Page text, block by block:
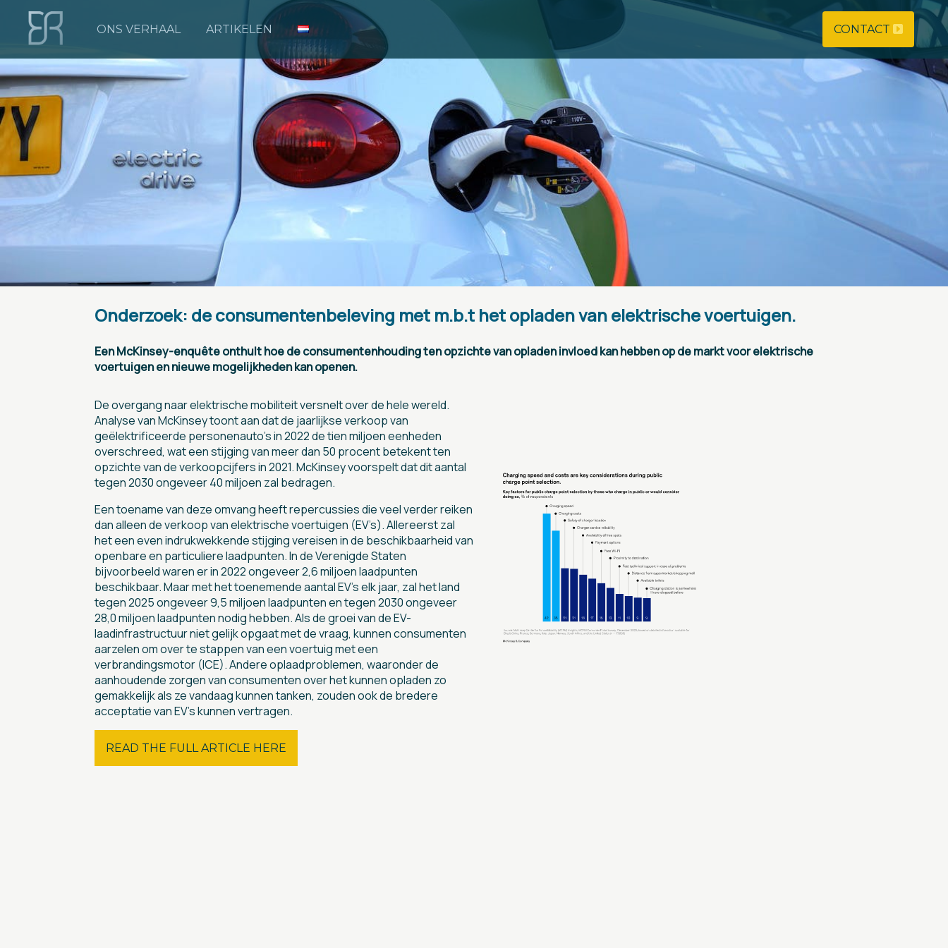
ONS VERHAAL ARTIKELEN CONTACT
Onderzoek: de consumentenbeleving met m.b.t het opladen van elektrische voertuigen.
Een McKinsey-enquête onthult hoe de consumentenhouding ten opzichte van opladen invloed kan hebben op de markt voor elektrische
voertuigen en nieuwe mogelijkheden kan openen.
De overgang naar elektrische mobiliteit versnelt over de hele wereld.
Analyse van McKinsey toont aan dat de jaarlijkse verkoop van
geëlektrificeerde personenauto’s in 2022 de tien miljoen eenheden
overschreed, wat een stijging van meer dan 50 procent betekent ten
opzichte van de verkoopcijfers in 2021. McKinsey voorspelt dat dit aantal
tegen 2030 ongeveer 40 miljoen zal bedragen.
Een toename van deze omvang heeft repercussies die veel verder reiken
dan alleen de verkoop van elektrische voertuigen (EV’s). Allereerst zal
het een even indrukwekkende stijging vereisen in de beschikbaarheid van
openbare en particuliere laadpunten. In de Verenigde Staten
bijvoorbeeld waren er in 2022 ongeveer 2,6 miljoen laadpunten
beschikbaar. Maar met het toenemende aantal EV’s elk jaar, zal het land
tegen 2025 ongeveer 9,5 miljoen laadpunten en tegen 2030 ongeveer
28,0 miljoen laadpunten nodig hebben. Als de groei van de EV-
laadinfrastructuur niet gelijk opgaat met de vraag, kunnen consumenten
aarzelen om over te stappen van een voertuig met een
verbrandingsmotor (ICE). Andere oplaadproblemen, waaronder de
aanhoudende zorgen van consumenten over het kunnen opladen zo
gemakkelijk als ze vandaag kunnen tanken, zouden ook de bredere
acceptatie van EV’s kunnen vertragen.
READ THE FULL ARTICLE HERE